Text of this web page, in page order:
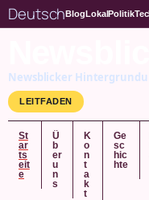
DeutschBlogLokalPolitik
Newsblicker
LEITFADEN
St
ar
ts
eit
e
Ü
b
er
u
n
s
K
o
n
t
a
k
t
Ge
sc
hic
hte